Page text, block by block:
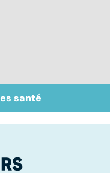
savoir sur le
santé